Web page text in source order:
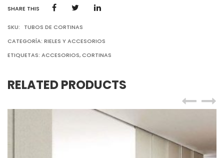
SHARE THIS
SKU:
TUBOS DE CORTINAS
CATEGORÍA: RIELES Y ACCESORIOS
ETIQUETAS: ACCESORIOS,CORTINAS
RELATED PRODUCTS